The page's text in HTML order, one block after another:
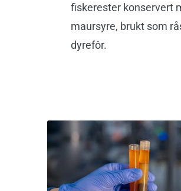
fiskerester konservert
maursyre, brukt som
dyrefôr.